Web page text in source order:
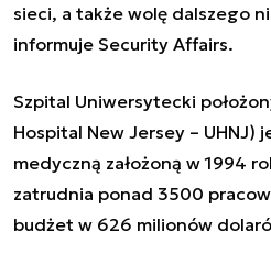
sieci, a także wolę dalszego
informuje Security Affairs.
Szpital Uniwersytecki
Hospital New Jersey – UHNJ)
medyczną założoną w 1994
zatrudnia ponad 3500
budżet w 626 milionów